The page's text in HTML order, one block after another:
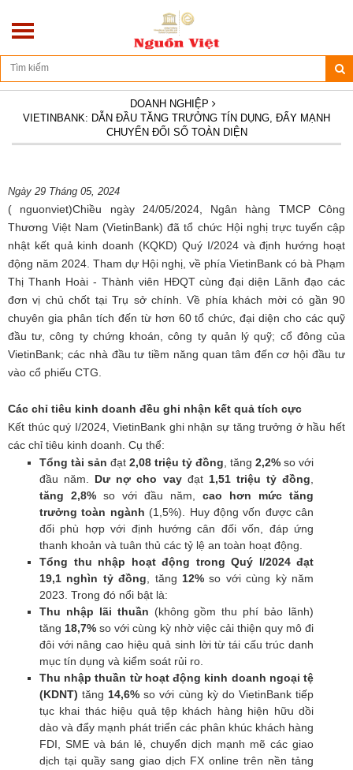
Địa chỉ: Số 270/10D - Hoàng Hoa Thám - Ba Đình - Hà Nội
DOANH NGHIỆP
VIETINBANK: DẪN ĐẦU TĂNG TRƯỞNG TÍN DỤNG, ĐẨY MẠNH
CHUYỂN ĐỔI SỐ TOÀN DIỆN
Ngày 29 Tháng 05, 2024
( nguonviet)Chiều ngày 24/05/2024, Ngân hàng TMCP Công
Thương Việt Nam (VietinBank) đã tổ chức Hội nghị trực tuyến cập
nhật kết quả kinh doanh (KQKD) Quý I/2024 và định hướng hoạt
động năm 2024. Tham dự Hội nghị, về phía VietinBank có bà Phạm
Thị Thanh Hoài - Thành viên HĐQT cùng đại diện Lãnh đạo các
đơn vị chủ chốt tại Trụ sở chính. Về phía khách mời có gần 90
chuyên gia phân tích đến từ hơn 60 tổ chức, đại diện cho các quỹ
đầu tư, công ty chứng khoán, công ty quản lý quỹ; cổ đông của
VietinBank; các nhà đầu tư tiềm năng quan tâm đến cơ hội đầu tư
vào cổ phiếu CTG.
Các chỉ tiêu kinh doanh đều ghi nhận kết quả tích cực
Kết thúc quý I/2024, VietinBank ghi nhận sự tăng trưởng ở hầu hết
các chỉ tiêu kinh doanh. Cụ thể:
Tổng tài sản đạt 2,08 triệu tỷ đồng , tăng 2,2% so với
đầu năm. Dư nợ cho vayđạt 1,51 triệu tỷ đồng
tăng 2,8% so với đầu năm, cao hơn mức tăng
trưởng toàn ngành (1,5%). Huy động vốn được cân
đối phù hợp với định hướng cân đối vốn, đáp ứng
thanh khoản và tuân thủ các tỷ lệ an toàn hoạt động.
Tổng thu nhập hoạt động trong Quý I/2024 đạt
19,1 nghìn tỷ đồng , tăng 12% so với cùng kỳ năm
2023. Trong đó nổi bật là:
Thu nhập lãi thuần (không gồm thu phí bảo lãnh)
tăng 18,7% so với cùng kỳ nhờ việc cải thiện quy mô đi
đôi với nâng cao hiệu quả sinh lời từ tái cấu trúc danh
mục tín dụng và kiểm soát rủi ro.
Thu nhập thuần từ hoạt động kinh doanh ngoại tệ
(KDNT) tăng 14,6% so với cùng kỳ do VietinBank tiếp
tục khai thác hiệu quả tệp khách hàng hiện hữu dồi
dào và đẩy mạnh phát triển các phân khúc khách hàng
FDI, SME và bán lẻ, chuyển dịch mạnh mẽ các giao
dịch tại quầy sang giao dịch FX online trên nền tảng